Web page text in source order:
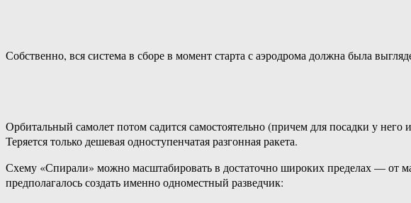
Собственно, вся система в сборе в момент старта с аэродрома должна была
Орбитальный самолет потом садится самостоятельно (причем для посадки у
Теряется только дешевая одноступенчатая разгонная ракета.
Схему «Спирали» можно масштабировать в достаточно широких пределах — от
предполагалось создать именно одноместный разведчик: